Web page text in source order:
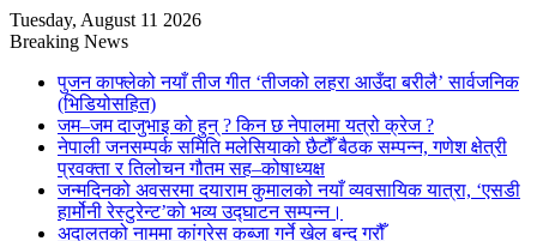
Tuesday, August 11 2026
Breaking News
पुजन काफ्लेको नयाँ तीज गीत ‘तीजको लहरा आउँदा बरीलै’ सार्वजनिक
(भिडियोसहित)
जम–जम दाजुभाइ को हुन् ? किन छ नेपालमा यत्रो क्रेज ?
नेपाली जनसम्पर्क समिति मलेसियाको छैटौँ बैठक सम्पन्न, गणेश क्षेत्री
प्रवक्ता र तिलोचन गौतम सह–कोषाध्यक्ष
जन्मदिनको अवसरमा दयाराम कुमालको नयाँ व्यवसायिक यात्रा, ‘एसडी
हार्मोनी रेस्टुरेन्ट’को भव्य उद्घाटन सम्पन्न।
अदालतको नाममा कांग्रेस कब्जा गर्ने खेल बन्द गरौँ